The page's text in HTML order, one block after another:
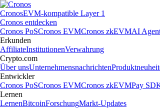
CronosEVM-kompatible Layer 1
Cronos entdecken
Cronos PoSCronos EVMCronos zkEVMAI
Erkunden
AffiliateInstitutionenVerwahrung
Crypto.com
Über unsUnternehmensnachrichten
Entwickler
Cronos PoSCronos EVMCronos zkEVMPay
Lernen
LernenBitcoinForschungMarkt-Updates